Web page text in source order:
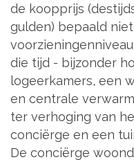
de koopprijs
gulden) bepaald
die tijd - bijzonder
logeerkamers, een
en centrale
ter verhoging van
conciërge en een
De conciërge